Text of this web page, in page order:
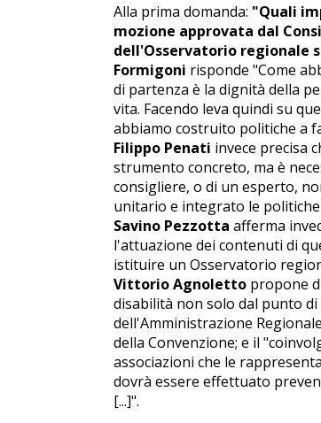
Alla prima domanda: "Quali
mozione approvata dal
dell'Osservatorio regionale
Formigoni risponde "Come
di partenza è la dignità della
vita. Facendo leva quindi su
abbiamo costruito politiche a
Filippo Penati invece precisa
strumento concreto, ma è
consigliere, o di un esperto,
unitario e integrato le politiche
Savino Pezzotta afferma
l'attuazione dei contenuti di
istituire un Osservatorio
Vittorio Agnoletto propone
disabilità non solo dal punto
dell'Amministrazione
della Convenzione; e il
associazioni che le
dovrà essere effettuato
[...]".